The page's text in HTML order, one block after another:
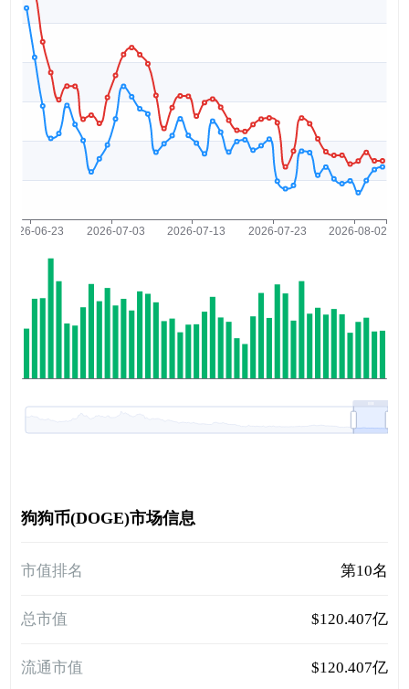
狗狗币(DOGE)市场信息
市值排名 第10名
总市值 $120.407亿
流通市值 $120.407亿